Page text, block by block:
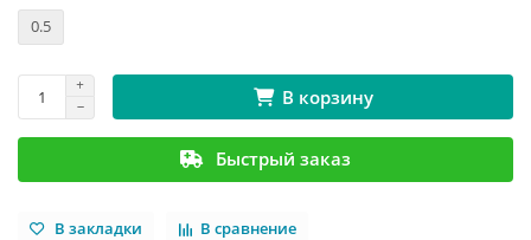
0.5
В корзину
Быстрый заказ
В закладки В сравнение